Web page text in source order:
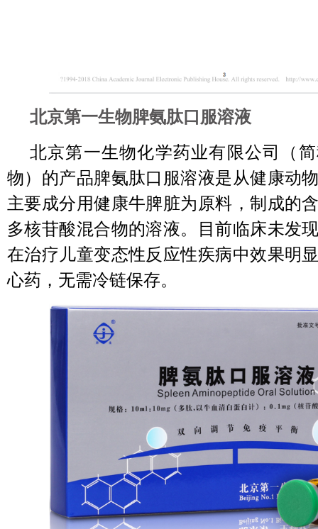
北京第一生物脾氨肽口服溶液
北京第一生物化学药业有限公司（
物）的产品脾氨肽口服溶液是从健康动
主要成分用健康牛脾脏为原料，制成的
多核苷酸混合物的溶液。目前临床未发
在治疗儿童变态性反应性疾病中效果明
心药，无需冷链保存。